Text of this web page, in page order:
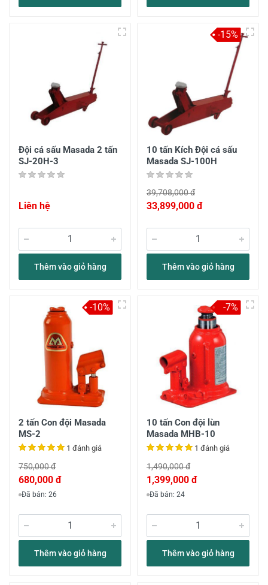
Đội cá sấu Masada 2 tấn
SJ-20H-3
Liên hệ
Thêm vào giỏ hàng
10 tấn Kích Đội cá sấu
Masada SJ-100H
39,708,000 đ
33,899,000 đ
Thêm vào giỏ hàng
-15%
2 tấn Con đội Masada
MS-2
1 đánh giá
750,000 đ
680,000 đ
Đã bán: 26
Thêm vào giỏ hàng
-10%
10 tấn Con đội lùn
Masada MHB-10
1 đánh giá
1,490,000 đ
1,399,000 đ
Đã bán: 24
Thêm vào giỏ hàng
-7%